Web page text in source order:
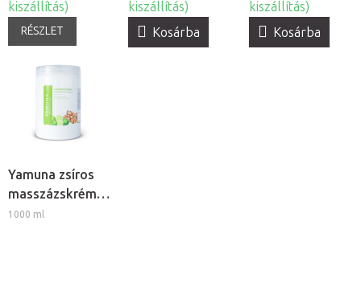
kiszállítás)
RÉSZLET
kiszállítás)
Kosárba
kiszállítás)
Kosárba
Yamuna zsíros
masszázskrém
gyömbér-lime
1000 ml